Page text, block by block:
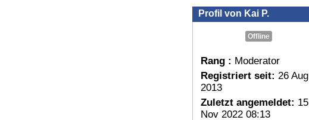
Profil von Kai P.
Offline
Rang : Moderator
Registriert seit: 26 Aug
2013
Zuletzt angemeldet: 15
Nov 2022 08:13